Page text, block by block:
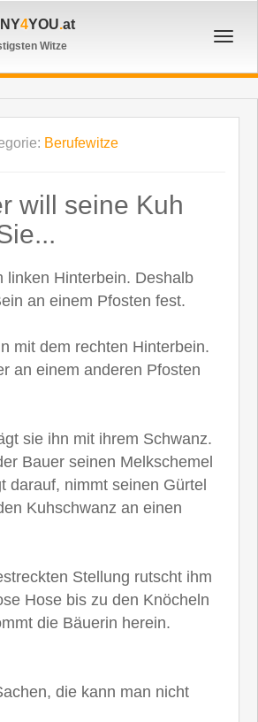
4YOU.at
Witze
Berufewitze
will seine Kuh
linken Hinterbein. Deshalb
an einem Pfosten fest.
mit dem rechten Hinterbein.
an einem anderen Pfosten
sie ihn mit ihrem Schwanz.
Bauer seinen Melkschemel
darauf, nimmt seinen Gürtel
Kuhschwanz an einen
Stellung rutscht ihm
Hose bis zu den Knöcheln
die Bäuerin herein.
die kann man nicht